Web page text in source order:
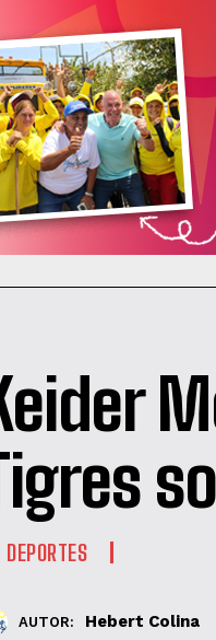
DEPORTES
AUTOR: Hebert Colina